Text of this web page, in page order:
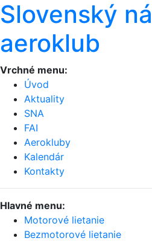
Slovenský
aeroklub
Vrchné menu:
Úvod
Aktuality
SNA
FAI
Aerokluby
Kalendár
Kontakty
Hlavné menu:
Motorové lietanie
Bezmotorové lietanie